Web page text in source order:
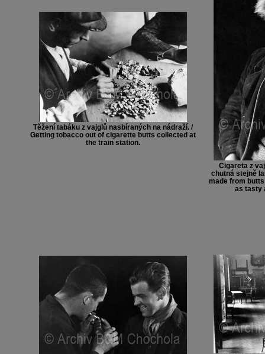
Těžení tabáku z vajglů nasbíraných na nádraží. /
Getting tobacco out of cigarette butts collected at
the train station.
Cigareta z
chutná stejně
made from
as tasty